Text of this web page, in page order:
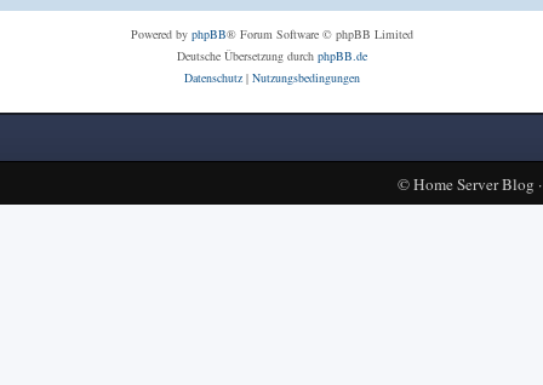
Powered by phpBB® Forum Software © phpBB Limited
Deutsche Übersetzung durch phpBB.de
Datenschutz| Nutzungsbedingungen
©Home Server Blog